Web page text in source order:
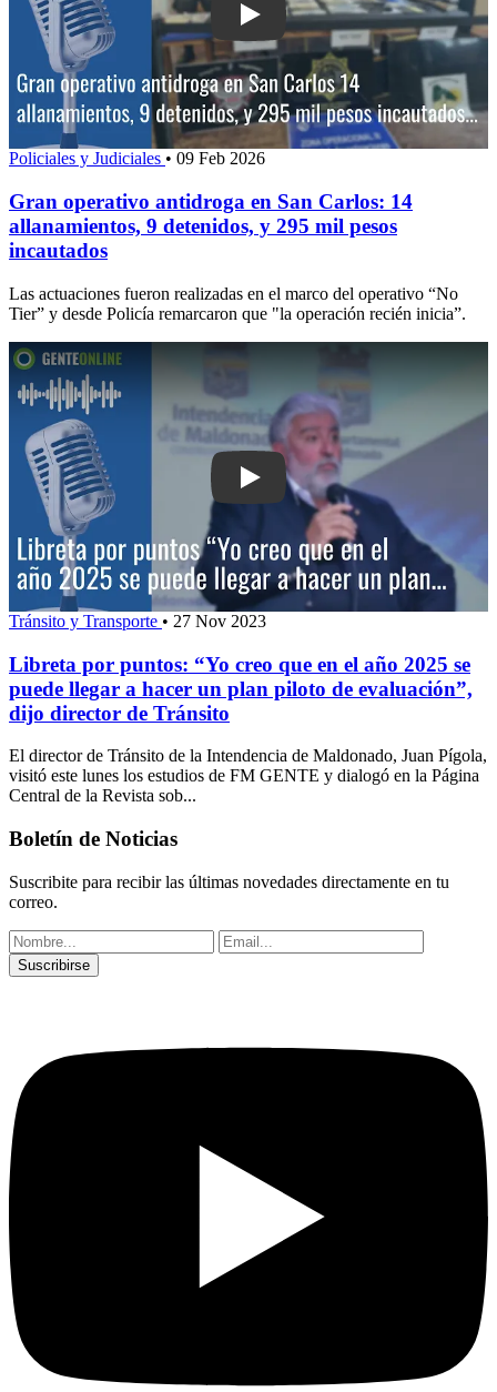
Play: Gran operativo antidroga en
Policiales y Judiciales • 09 Feb 2026
Gran operativo antidroga en San Carlos: 14
allanamientos, 9 detenidos, y 295 mil pesos
incautados
Las actuaciones fueron realizadas en el marco del operativo “No
Tier” y desde Policía remarcaron que "la operación recién inicia”.
Play: Libreta por puntos: “Yo creo
Tránsito y Transporte • 27 Nov 2023
Libreta por puntos: “Yo creo que en el año 2025 se
puede llegar a hacer un plan piloto de evaluación”,
dijo director de Tránsito
El director de Tránsito de la Intendencia de Maldonado, Juan Pígola,
visitó este lunes los estudios de FM GENTE y dialogó en la Página
Central de la Revista sob...
Boletín de Noticias
Suscribite para recibir las últimas novedades directamente en tu
correo.
Suscribirse